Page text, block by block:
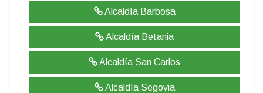
Alcaldía Barbosa
Alcaldía Betania
Alcaldía San Carlos
Alcaldía Segovia